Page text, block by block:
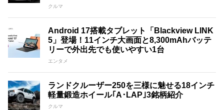
クルマ
Android 17搭載タブレット「Blackview LINK
5」登場！11インチ大画面と8,300mAhバッテ
リーで外出先でも使いやすい1台
エンタメ
ランドクルーザー250を三様に魅せる18インチ
軽量鍛造ホイール｢A･LAP｣3銘柄紹介
クルマ